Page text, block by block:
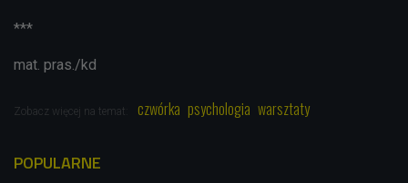
***
mat. pras./kd
Zobacz więcej na temat: czwórka psychologia warsztaty
POPULARNE